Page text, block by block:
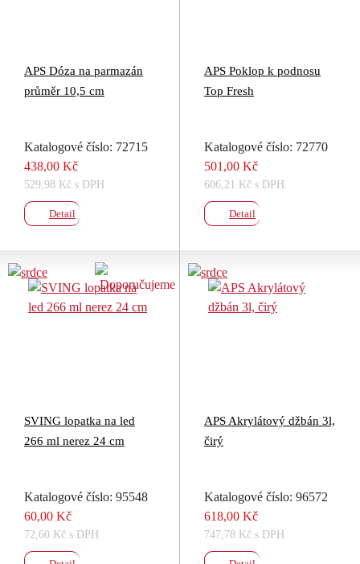
APS Dóza na parmazán
průměr 10,5 cm
Katalogové číslo: 72715
438,00 Kč
529,98 Kč s DPH
Detail
APS Poklop k podnosu
Top Fresh
Katalogové číslo: 72770
501,00 Kč
606,21 Kč s DPH
Detail
SVING lopatka na led
266 ml nerez 24 cm
Katalogové číslo: 95548
60,00 Kč
72,60 Kč s DPH
APS Akrylátový džbán 3l,
čirý
Katalogové číslo: 96572
618,00 Kč
747,78 Kč s DPH